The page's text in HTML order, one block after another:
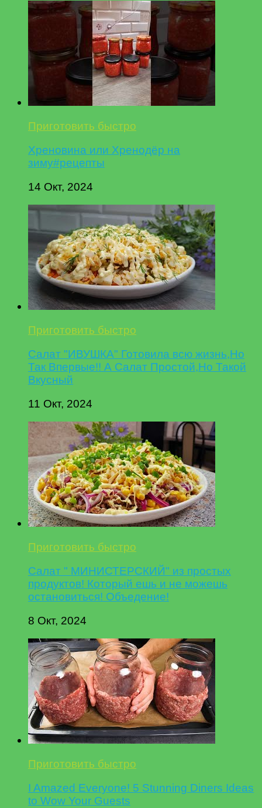
Приготовить быстро
Хреновина или Хренодёр на
зиму#рецепты
14 Окт, 2024
Приготовить быстро
Салат "ИВУШКА" Готовила всю жизнь,Но
Так Впервые!! А Салат Простой,Но Такой
Вкусный
11 Окт, 2024
Приготовить быстро
Салат " МИНИСТЕРСКИЙ" из простых
продуктов! Который ешь и не можешь
остановиться! Объедение!
8 Окт, 2024
Приготовить быстро
I Amazed Everyone! 5 Stunning Diners Ideas
to Wow Your Guests